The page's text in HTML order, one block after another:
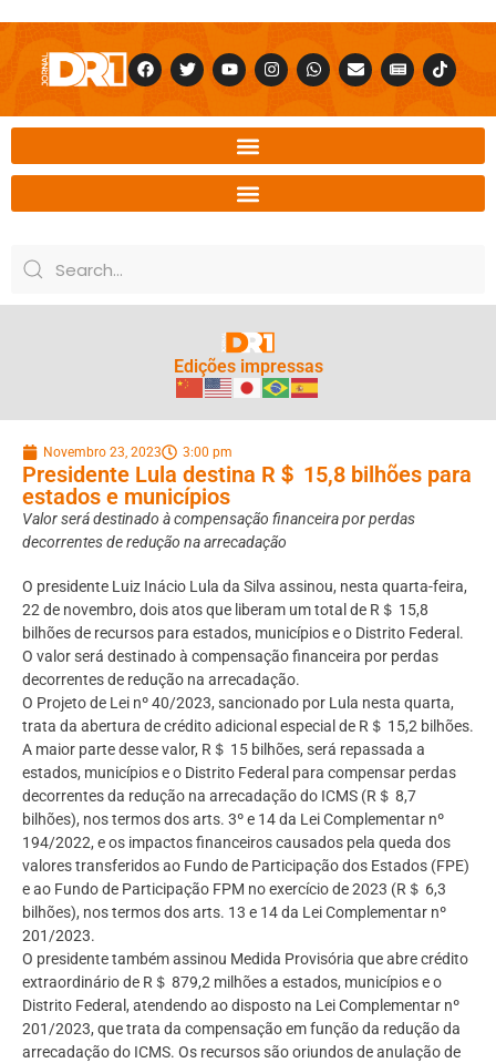
Edições impressas
Novembro 23, 2023 3:00 pm
Presidente Lula destina R＄ 15,8 bilhões para
estados e municípios
Valor será destinado à compensação financeira por perdas
decorrentes de redução na arrecadação
O presidente Luiz Inácio Lula da Silva assinou, nesta quarta-feira,
22 de novembro, dois atos que liberam um total de R＄ 15,8
bilhões de recursos para estados, municípios e o Distrito Federal.
O valor será destinado à compensação financeira por perdas
decorrentes de redução na arrecadação.
O Projeto de Lei nº 40/2023, sancionado por Lula nesta quarta,
trata da abertura de crédito adicional especial de R＄ 15,2 bilhões.
A maior parte desse valor, R＄ 15 bilhões, será repassada a
estados, municípios e o Distrito Federal para compensar perdas
decorrentes da redução na arrecadação do ICMS (R＄ 8,7
bilhões), nos termos dos arts. 3º e 14 da Lei Complementar nº
194/2022, e os impactos financeiros causados pela queda dos
valores transferidos ao Fundo de Participação dos Estados (FPE)
e ao Fundo de Participação FPM no exercício de 2023 (R＄ 6,3
bilhões), nos termos dos arts. 13 e 14 da Lei Complementar nº
201/2023.
O presidente também assinou Medida Provisória que abre crédito
extraordinário de R＄ 879,2 milhões a estados, municípios e o
Distrito Federal, atendendo ao disposto na Lei Complementar nº
201/2023, que trata da compensação em função da redução da
arrecadação do ICMS. Os recursos são oriundos de anulação de